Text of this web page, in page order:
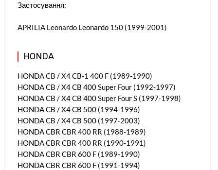
Застосування:
APRILIA Leonardo Leonardo 150 (1999-2001)
HONDA
HONDA CB / X4 CB-1 400 F (1989-1990)
HONDA CB / X4 CB 400 Super Four (1992-1997)
HONDA CB / X4 CB 400 Super Four S (1997-1998)
HONDA CB / X4 CB 500 (1994-1996)
HONDA CB / X4 CB 500 (1997-2003)
HONDA CBR CBR 400 RR (1988-1989)
HONDA CBR CBR 400 RR (1990-1991)
HONDA CBR CBR 600 F (1989-1990)
HONDA CBR CBR 600 F (1991-1994)